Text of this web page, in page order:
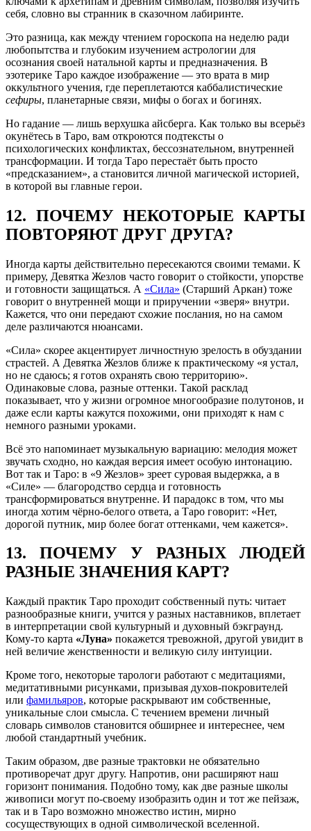
себя, словно вы странник в сказочном лабиринте.
Это разница, как между чтением гороскопа на неделю ради
любопытства и глубоким изучением астрологии для
осознания своей натальной карты и предназначения. В
эзотерике Таро каждое изображение — это врата в мир
оккультного учения, где переплетаются каббалистические
сефиры, планетарные связи, мифы о богах и богинях.
Но гадание — лишь верхушка айсберга. Как только вы всерьёз
окунётесь в Таро, вам откроются подтексты о
психологических конфликтах, бессознательном, внутренней
трансформации. И тогда Таро перестаёт быть просто
«предсказанием», а становится личной магической историей,
в которой вы главные герои.
12. ПОЧЕМУ НЕКОТОРЫЕ КАРТЫ
ПОВТОРЯЮТ ДРУГ ДРУГА?
Иногда карты действительно пересекаются своими темами. К
примеру, Девятка Жезлов часто говорит о стойкости, упорстве
и готовности защищаться. А «Сила» (Старший Аркан) тоже
говорит о внутренней мощи и приручении «зверя» внутри.
Кажется, что они передают схожие послания, но на самом
деле различаются нюансами.
«Сила» скорее акцентирует личностную зрелость в обуздании
страстей. А Девятка Жезлов ближе к практическому «я устал,
но не сдаюсь; я готов охранять свою территорию».
Одинаковые слова, разные оттенки. Такой расклад
показывает, что у жизни огромное многообразие полутонов, и
даже если карты кажутся похожими, они приходят к нам с
немного разными уроками.
Всё это напоминает музыкальную вариацию: мелодия может
звучать сходно, но каждая версия имеет особую интонацию.
Вот так и Таро: в «9 Жезлов» зреет суровая выдержка, а в
«Силе» — благородство сердца и готовность
трансформироваться внутренне. И парадокс в том, что мы
иногда хотим чёрно-белого ответа, а Таро говорит: «Нет,
дорогой путник, мир более богат оттенками, чем кажется».
13. ПОЧЕМУ У РАЗНЫХ ЛЮДЕЙ
РАЗНЫЕ ЗНАЧЕНИЯ КАРТ?
Каждый практик Таро проходит собственный путь: читает
разнообразные книги, учится у разных наставников, вплетает
в интерпретации свой культурный и духовный бэкграунд.
Кому-то карта «Луна» покажется тревожной, другой увидит в
ней величие женственности и великую силу интуиции.
Кроме того, некоторые тарологи работают с медитациями,
медитативными рисунками, призывая духов-покровителей
или фамильяров, которые раскрывают им собственные,
уникальные слои смысла. С течением времени личный
словарь символов становится обширнее и интереснее, чем
любой стандартный учебник.
Таким образом, две разные трактовки не обязательно
противоречат друг другу. Напротив, они расширяют наш
горизонт понимания. Подобно тому, как две разные школы
живописи могут по-своему изобразить один и тот же пейзаж,
так и в Таро возможно множество истин, мирно
сосуществующих в одной символической вселенной.